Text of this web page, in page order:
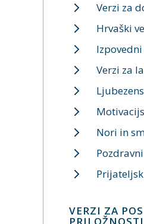
Verzi za
Hrvaški
Verzi za
Nori in
VERZI ZA